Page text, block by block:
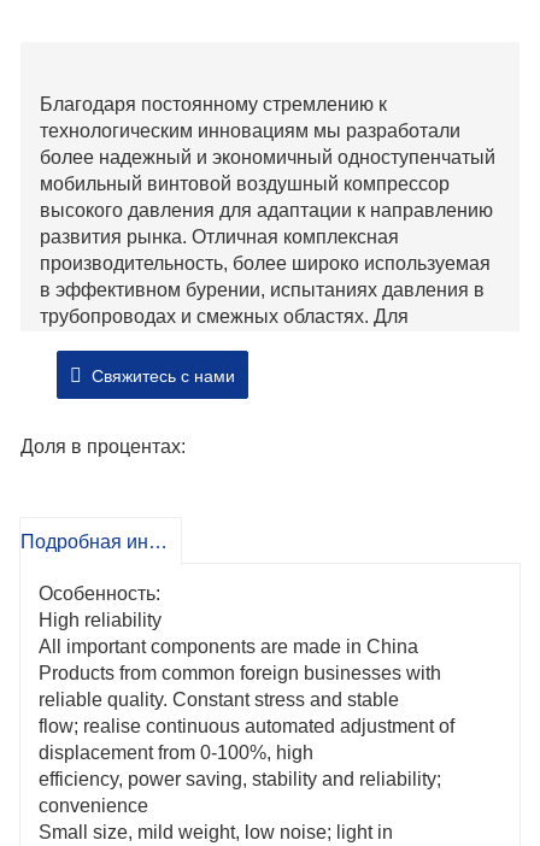
Благодаря постоянному стремлению к
технологическим инновациям мы разработали
более надежный и экономичный одноступенчатый
мобильный винтовой воздушный компрессор
высокого давления для адаптации к направлению
развития рынка. Отличная комплексная
производительность, более широко используемая
в эффективном бурении, испытаниях давления в
трубопроводах и смежных областях. Для
оснащен сверхпрочным топливным фильтром,
аккумулятором большой емкости и опциональным
который нагревает блок цилиндров через цикл
Свяжитесь с нами
Доля в процентах:
Подробная информация о продукте
Особенность:
High reliability
All important components are made in China
Products from common foreign businesses with
reliable quality. Constant stress and stable
flow; realise continuous automated adjustment of
displacement from 0-100%, high
efficiency, power saving, stability and reliability;
convenience
Small size, mild weight, low noise; light in